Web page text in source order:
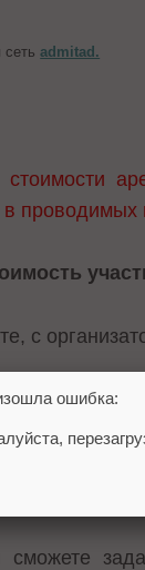
сетьadmitad.
в проводимых
с
ошибка: